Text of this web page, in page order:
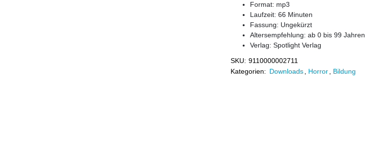
Format: mp3
Laufzeit: 66 Minuten
Fassung: Ungekürzt
Altersempfehlung: ab 0 bis 99 Jahren
Verlag: Spotlight Verlag
SKU: 9110000002711
Kategorien: Downloads Horror Bildung